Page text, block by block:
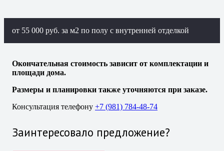
от 55 000 руб. за м2 по полу с внутренней отделкой
Окончательная стоимость зависит от комплектации и
площади дома.
Размеры и планировки также уточняются при заказе.
Консультация телефону +7 (981) 784-48-74
Заинтересовало предложение?